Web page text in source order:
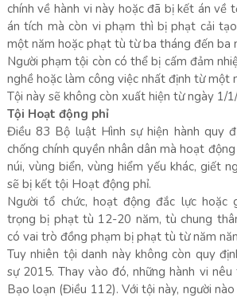
chính về hành vi này hoặc đã bị kết án về
án tích mà còn vi phạm thì bị phạt cải
một năm hoặc phạt tù từ ba tháng đến ba
Người phạm tội còn có thể bị cấm đảm
nghề hoặc làm công việc nhất định từ một
Tội này sẽ không còn xuất hiện từ ngày 1/
Tội Hoạt động phỉ
Điều 83 Bộ luật Hình sự hiện hành quy
chống chính quyền nhân dân mà hoạt
núi, vùng biển, vùng hiểm yếu khác, giết
sẽ bị kết tội Hoạt động phỉ.
Người tổ chức, hoạt động đắc lực hoặc
trọng bị phạt tù 12-20 năm, tù chung
có vai trò đồng phạm bị phạt tù từ năm
Tuy nhiên tội danh này không còn quy
sự 2015. Thay vào đó, những hành vi
Bạo loạn (Điều 112). Với tội này, người